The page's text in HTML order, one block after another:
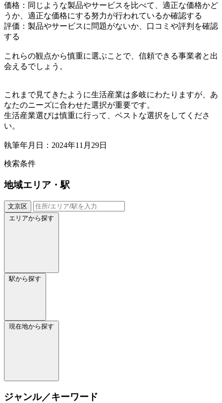
価格：同じような製品やサービスを比べて、適正な価格かど
うか、適正な価格にする努力が行われているか確認する
評価：製品やサービスに問題がないか、口コミや評判を確認
する
これらの観点から慎重に選ぶことで、信頼できる事業者と出
会えるでしょう。
これまで見てきたように生活産業は多岐にわたりますが、あ
なたのニーズに合わせた選択が重要です。
生活産業選びは慎重に行って、ベストな選択をしてくださ
い。
執筆年月日：2024年11月29日
検索条件
地域エリア・駅
文京区
エリアから探す
駅から探す
現在地から探す
ジャンル／キーワード